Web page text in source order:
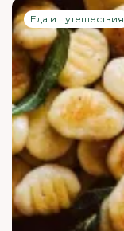
Еда и путешествия